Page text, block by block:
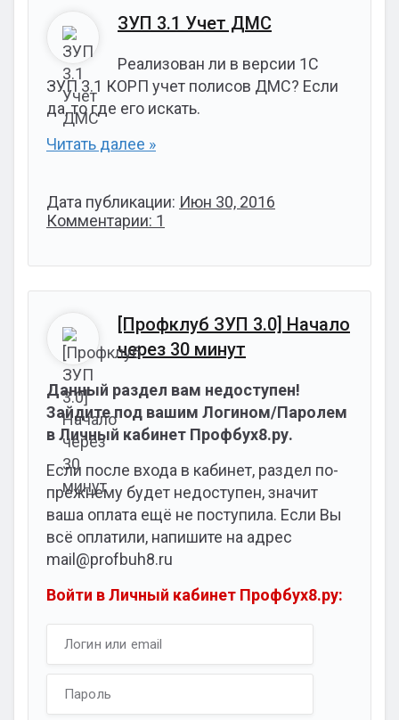
ЗУП 3.1 Учет ДМС
Реализован ли в версии 1С
ЗУП 3.1 КОРП учет полисов ДМС? Если
да, то где его искать.
Читать далее »
Дата публикации: Июн 30, 2016
Комментарии: 1
[Профклуб ЗУП 3.0] Начало
через 30 минут
Данный раздел вам недоступен!
Зайдите под вашим Логином/Паролем
в Личный кабинет Профбух8.ру.
Если после входа в кабинет, раздел по-
прежнему будет недоступен, значит
ваша оплата ещё не поступила. Если Вы
всё оплатили, напишите на адрес
mail@profbuh8.ru
Войти в Личный кабинет Профбух8.ру: